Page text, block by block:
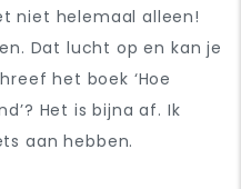
niet helemaal alleen!
Dat lucht op en kan je
het boek ‘Hoe
Het is bijna af. Ik
aan hebben.